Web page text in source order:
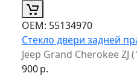
ОЕМ: 55134970
Стекло двери задней
Jeep Grand Cherokee ZJ
900р.